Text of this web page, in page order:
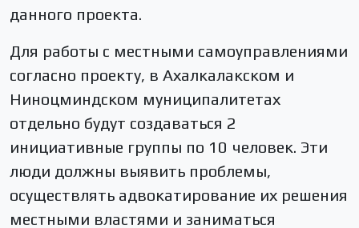
данного проекта.
Для работы с местными самоуправлениями
согласно проекту, в Ахалкалакском и
Ниноцминдском муниципалитетах
отдельно будут создаваться 2
инициативные группы по 10 человек. Эти
люди должны выявить проблемы,
осуществлять адвокатирование их решения
местными властями и заниматься